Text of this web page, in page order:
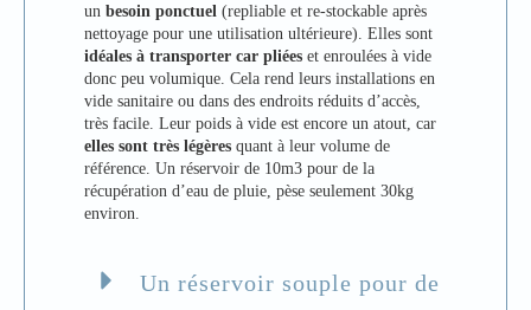
un besoin ponctuel (repliable et re-stockable après
nettoyage pour une utilisation ultérieure). Elles sont
idéales à transporter car pliées et enroulées à vide
donc peu volumique. Cela rend leurs installations en
vide sanitaire ou dans des endroits réduits d’accès,
très facile. Leur poids à vide est encore un atout, car
elles sont très légères quant à leur volume de
référence. Un réservoir de 10m3 pour de la
récupération d’eau de pluie, pèse seulement 30kg
environ.
Un réservoir souple pour de